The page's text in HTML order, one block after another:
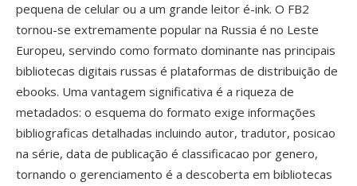
pequena de celular ou a um grande leitor é-ink. O FB2
tornou-se extremamente popular na Russia é no Leste
Europeu, servindo como formato dominante nas principais
bibliotecas digitais russas é plataformas de distribuição de
ebooks. Uma vantagem significativa é a riqueza de
metadados: o esquema do formato exige informações
bibliograficas detalhadas incluindo autor, tradutor, posicao
na série, data de publicação é classificacao por genero,
tornando o gerenciamento é a descoberta em bibliotecas